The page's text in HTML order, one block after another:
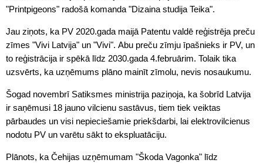
"Printpigeons" radošā komanda "Dizaina studija Teika".
Jau ziņots, ka PV 2020.gada maijā Patentu valdē reģistrēja preču
zīmes "Vivi Latvija" un "Vivi". Abu preču zīmju īpašnieks ir PV, un
to reģistrācija ir spēkā līdz 2030.gada 4.februārim. Tolaik tika
uzsvērts, ka uzņēmums plāno mainīt zīmolu, nevis nosaukumu.
Šogad novembrī Satiksmes ministrija paziņoja, ka šobrīd Latvija
ir saņēmusi 18 jauno vilcienu sastāvus, tiem tiek veiktas
pārbaudes un visi nepieciešamie priekšdarbi, lai elektrovilcienus
nodotu PV un varētu sākt to ekspluatāciju.
Plānots, ka Čehijas uzņēmumam "Škoda Vagonka" līdz